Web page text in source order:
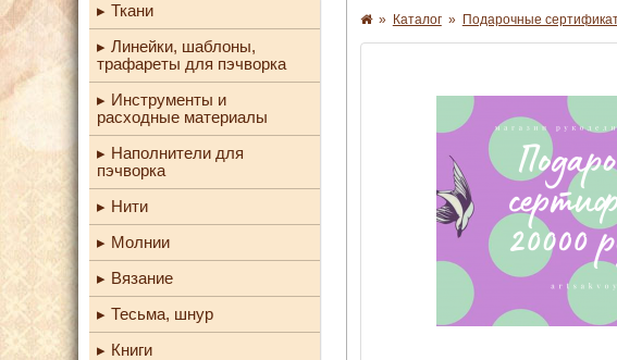
Ткани
Линейки, шаблоны,
трафареты для пэчворка
Инструменты и
расходные материалы
Наполнители для
пэчворка
Нити
Молнии
Вязание
Тесьма, шнур
Книги
» Каталог » Подарочные